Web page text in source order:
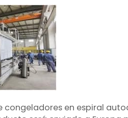
congeladores en espiral